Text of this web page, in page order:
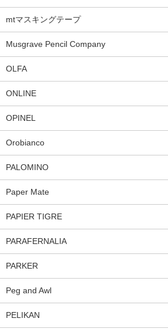
mtマスキングテープ
Musgrave Pencil Company
OLFA
ONLINE
OPINEL
Orobianco
PALOMINO
Paper Mate
PAPIER TIGRE
PARAFERNALIA
PARKER
Peg and Awl
PELIKAN